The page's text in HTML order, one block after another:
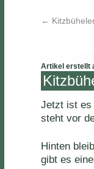
←
Artikel erstellt
Jetzt ist es
steht vor
Hinten
gibt es